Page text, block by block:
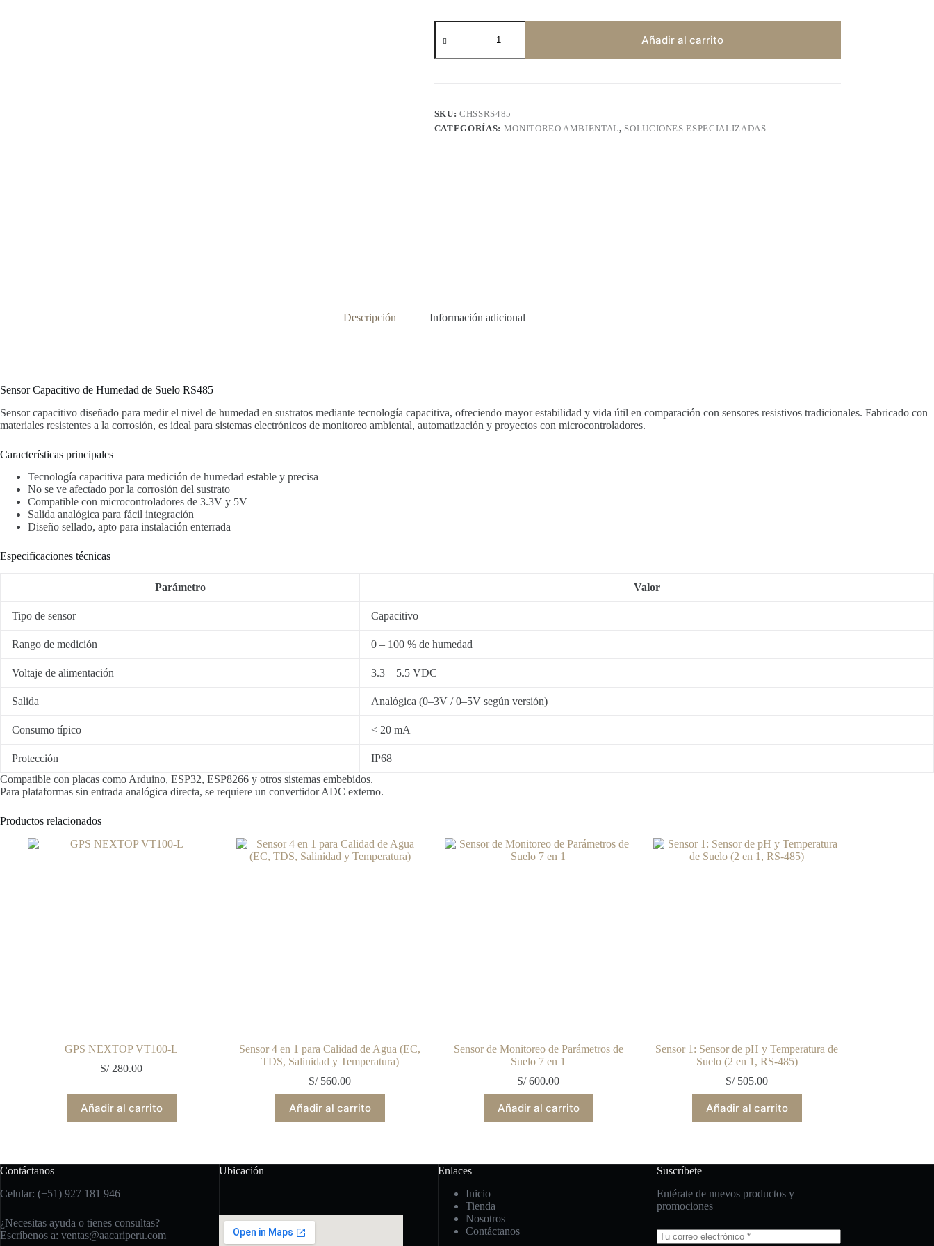
Sensor
Capacitivo
Humedad
cantidad
Añadir al carrito
SKU:CHSSRS485
CATEGORÍAS: MONITOREO AMBIENTAL, SOLUCIONES ESPECIALIZADAS
Descripción Información adicional
Sensor Capacitivo de Humedad de Suelo RS485
Sensor capacitivo diseñado para medir el nivel de humedad en sustratos mediante tecnología capacitiva, ofreciendo mayor estabilidad y vida útil en comparación con sensores resistivos tradicionales. Fabricado con
materiales resistentes a la corrosión, es ideal para sistemas electrónicos de monitoreo ambiental, automatización y proyectos con microcontroladores.
Características principales
Tecnología capacitiva para medición de humedad estable y precisa
No se ve afectado por la corrosión del sustrato
Compatible con microcontroladores de 3.3V y 5V
Salida analógica para fácil integración
Diseño sellado, apto para instalación enterrada
Especificaciones técnicas
Parámetro Valor
Tipo de sensor Capacitivo
Rango de medición 0 – 100 % de humedad
Voltaje de alimentación 3.3 – 5.5 VDC
Salida Analógica (0–3V / 0–5V según versión)
Consumo típico < 20 mA
Protección
IP68
Compatible con placas como Arduino, ESP32, ESP8266 y otros sistemas embebidos.
Para plataformas sin entrada analógica directa, se requiere un convertidor ADC externo.
Productos relacionados
GPS NEXTOP VT100-L
S/280.00
Añadir al carrito
Sensor 4 en 1 para Calidad de Agua (EC,
TDS, Salinidad y Temperatura)
S/560.00
Añadir al carrito
Sensor de Monitoreo de Parámetros de
Suelo 7 en 1
S/600.00
Añadir al carrito
Sensor 1: Sensor de pH y Temperatura de
Suelo (2 en 1, RS-485)
S/505.00
Añadir al carrito
Contáctanos
Celular: (+51) 927 181 946
¿Necesitas ayuda o tienes consultas?
Escríbenos a: ventas@aacariperu.com
Ubicación
Enlaces
Inicio
Tienda
Nosotros
Contáctanos
Suscríbete
Entérate de nuevos productos y
promociones